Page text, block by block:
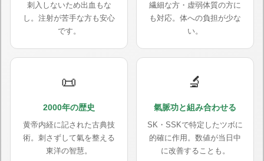
刺入しないため出血もな
し。注射が苦手な方も安心
です。
繊細な方・虚弱体質の方に
も対応。体への負担が少な
い。
📜
2000年の歴史
黄帝内経に記された古典技
術。刺さずして氣を整える
東洋の智慧。
🔬
氣脈功と組み合わせる
SK・SSKで特定したツボに
的確に作用。数値が当日中
に改善することも。